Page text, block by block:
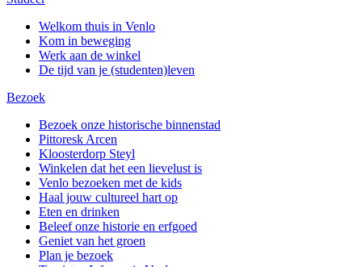
Welkom thuis in Venlo
Kom in beweging
Werk aan de winkel
De tijd van je (studenten)leven
Bezoek
Bezoek onze historische binnenstad
Pittoresk Arcen
Kloosterdorp Steyl
Winkelen dat het een lievelust is
Venlo bezoeken met de kids
Haal jouw cultureel hart op
Eten en drinken
Beleef onze historie en erfgoed
Geniet van het groen
Plan je bezoek